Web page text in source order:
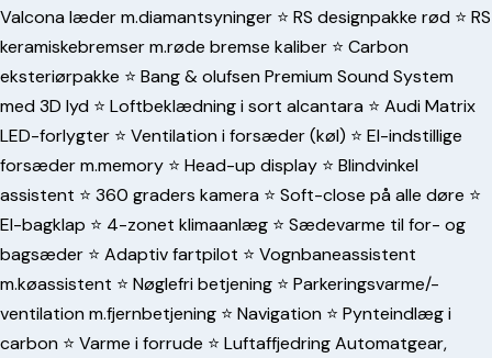
Valcona læder m.diamantsyninger ⭐️ RS designpakke rød ⭐️ RS
keramiskebremser m.røde bremse kaliber ⭐️ Carbon
eksteriørpakke ⭐️ Bang & olufsen Premium Sound System
med 3D lyd ⭐️ Loftbeklædning i sort alcantara ⭐️ Audi Matrix
LED-forlygter ⭐️ Ventilation i forsæder (køl) ⭐️ El-indstillige
forsæder m.memory ⭐️ Head-up display ⭐️ Blindvinkel
assistent ⭐️ 360 graders kamera ⭐️ Soft-close på alle døre ⭐️
El-bagklap ⭐️ 4-zonet klimaanlæg ⭐️ Sædevarme til for- og
bagsæder ⭐️ Adaptiv fartpilot ⭐️ Vognbaneassistent
m.køassistent ⭐️ Nøglefri betjening ⭐️ Parkeringsvarme/-
ventilation m.fjernbetjening ⭐️ Navigation ⭐️ Pynteindlæg i
carbon ⭐️ Varme i forrude ⭐️ Luftaffjedring Automatgear,